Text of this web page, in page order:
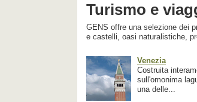
Turismo e
GENS offre una selezione dei
e castelli, oasi naturalistiche,
Venezia
Costruita
sull'omonima
una delle...